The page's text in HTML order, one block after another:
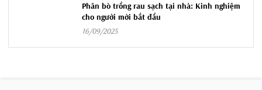
Phân bò trồng rau sạch tại nhà: Kinh nghiệm
cho người mới bắt đầu
16/09/2025